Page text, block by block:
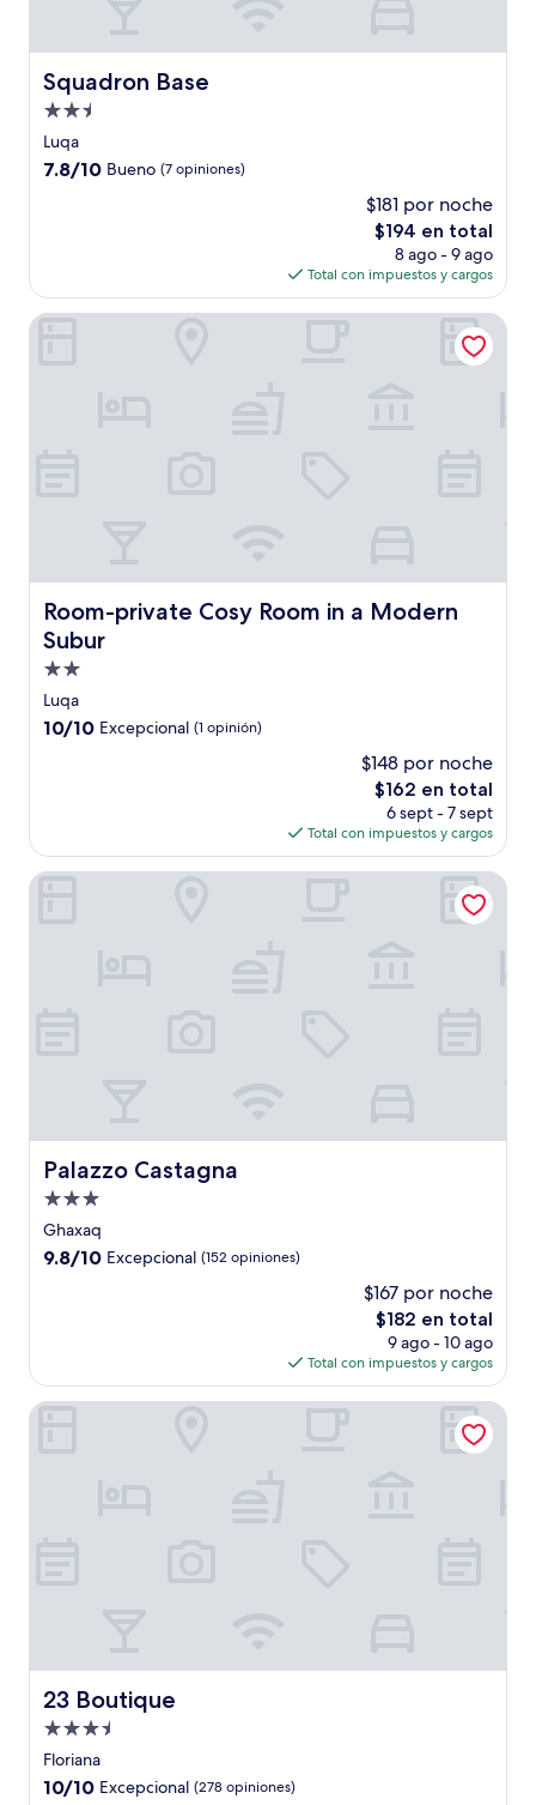
Squadron Base
Squadron Base
Propiedad
de
2.5
Luqa
7.8
7.8/10 Bueno (7 opiniones)
$181 por noche
El
precio
actual
es
de
$194 en total
8 ago - 9 ago
Total con impuestos y cargos
Room-private Cosy Room in a Modern
Subur
Room-private Cosy Room in a Modern Subur
Propiedad
de
2.0
Luqa
10.0
10/10 Excepcional (1 opinión)
$148 por noche
El
precio
actual
es
de
$162 en total
6 sept - 7 sept
Total con impuestos y cargos
Room-private Cosy Room in a Modern Subur
Palazzo Castagna
Palazzo Castagna
Propiedad
de
3.0
Ghaxaq
9.8
9.8/10 Excepcional (152 opiniones)
$167 por noche
El
precio
actual
es
de
$182 en total
9 ago - 10 ago
Total con impuestos y cargos
Palazzo Castagna
23 Boutique
23 Boutique
Propiedad
de
3.5
Floriana
10.0
10/10 Excepcional (278 opiniones)
23 Boutique